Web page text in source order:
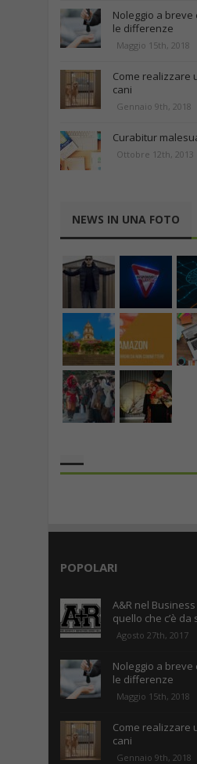
Noleggio a
le differenze
Maggio 15th, 2018
Come realizzare
cani
Gennaio 9th, 2018
Curabitur
Ottobre 12th, 2013
NEWS IN UNA FOTO
POPOLARI
A&R nel
quello che c’è da
Agosto 27th, 2017
Noleggio a breve
le differenze
Maggio 15th, 2018
Come realizzare
cani
Gennaio 9th, 2018